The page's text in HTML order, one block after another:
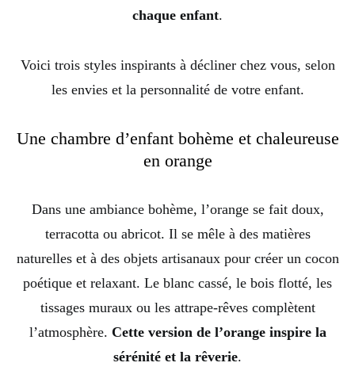
chaque enfant.
Voici trois styles inspirants à décliner chez vous, selon
les envies et la personnalité de votre enfant.
Une chambre d’enfant bohème et chaleureuse
en orange
Dans une ambiance bohème, l’orange se fait doux,
terracotta ou abricot. Il se mêle à des matières
naturelles et à des objets artisanaux pour créer un cocon
poétique et relaxant. Le blanc cassé, le bois flotté, les
tissages muraux ou les attrape-rêves complètent
l’atmosphère. Cette version de l’orange inspire la
sérénité et la rêverie.